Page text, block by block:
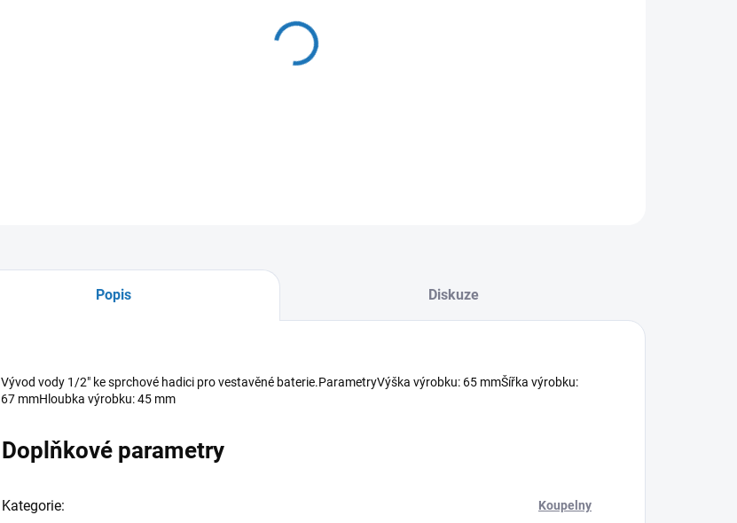
11.8.2026
MOŽNOSTI DORUČENÍ
Popis Diskuze
Vývod vody 1/2" ke sprchové hadici pro vestavěné baterie.ParametryVýška výrobku: 65 mmŠířka výrobku:
67 mmHloubka výrobku: 45 mm
Doplňkové parametry
Kategorie: Koupelny